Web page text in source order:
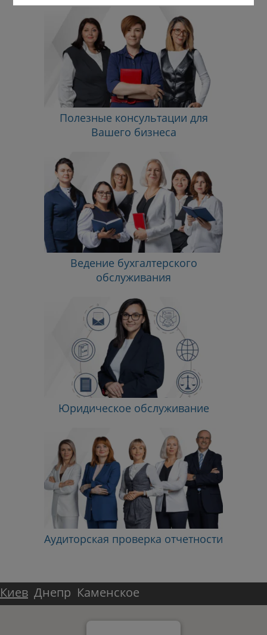
Полезные консультации для
Вашего бизнеса
Ведение бухгалтерского
обслуживания
Юридическое обслуживание
Аудиторская проверка отчетности
Киев Днепр Каменское